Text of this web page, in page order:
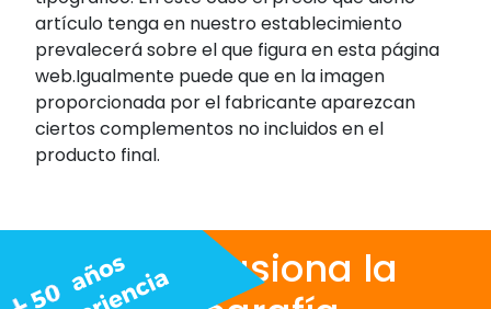
artículo tenga en nuestro establecimiento
prevalecerá sobre el que figura en esta página
web.Igualmente puede que en la imagen
proporcionada por el fabricante aparezcan
ciertos complementos no incluidos en el
producto final.
Nos apasiona la